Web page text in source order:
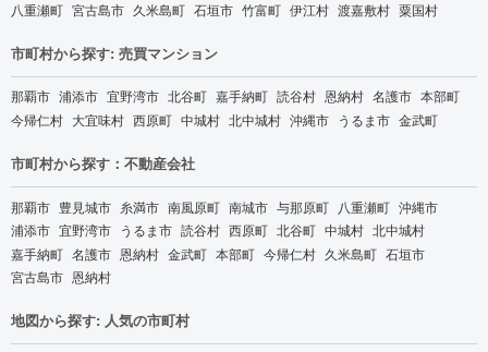
八重瀬町 宮古島市 久米島町 石垣市 竹富町 伊江村 渡嘉敷村 粟国村
市町村から探す: 売買マンション
那覇市 浦添市 宜野湾市 北谷町 嘉手納町 読谷村 恩納村 名護市 本部町
今帰仁村 大宜味村 西原町 中城村 北中城村 沖縄市 うるま市 金武町
市町村から探す：不動産会社
那覇市 豊見城市 糸満市 南風原町 南城市 与那原町 八重瀬町 沖縄市
浦添市 宜野湾市 うるま市 読谷村 西原町 北谷町 中城村 北中城村
嘉手納町 名護市 恩納村 金武町 本部町 今帰仁村 久米島町 石垣市
宮古島市 恩納村
地図から探す: 人気の市町村